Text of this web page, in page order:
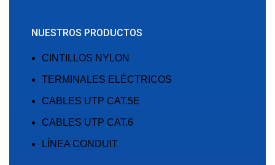
NUESTROS PRODUCTOS
CINTILLOS NYLON
TERMINALES ELÉCTRICOS
CABLES UTP CAT.5E
CABLES UTP CAT.6
LÍNEA CONDUIT